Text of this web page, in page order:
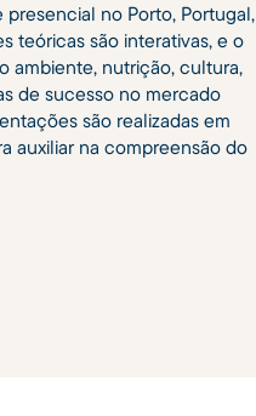
no Porto, Portugal,
teóricas são interativas, e o
ambiente, nutrição, cultura,
de sucesso no mercado
são realizadas em
auxiliar na compreensão do